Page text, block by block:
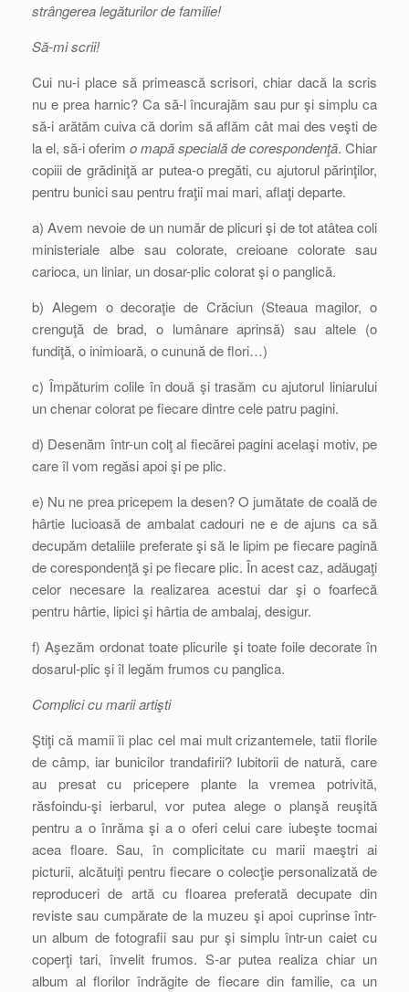
strângerea legăturilor de familie!
Să-mi scrii!
Cui nu-i place să primească scrisori, chiar dacă la scris
nu e prea harnic? Ca să-l încurajăm sau pur şi simplu ca
să-i arătăm cuiva că dorim să aflăm cât mai des veşti de
la el, să-i oferim o mapă specială de corespondenţă. Chiar
copiii de grădiniţă ar putea-o pregăti, cu ajutorul părinţilor,
pentru bunici sau pentru fraţii mai mari, aflaţi departe.
a) Avem nevoie de un număr de plicuri şi de tot atâtea coli
ministeriale albe sau colorate, creioane colorate sau
carioca, un liniar, un dosar-plic colorat şi o panglică.
b) Alegem o decoraţie de Crăciun (Steaua magilor, o
crenguţă de brad, o lumânare aprinsă) sau altele (o
fundiţă, o inimioară, o cunună de flori…)
c) Împăturim colile în două şi trasăm cu ajutorul liniarului
un chenar colorat pe fiecare dintre cele patru pagini.
d) Desenăm într-un colţ al fiecărei pagini acelaşi motiv, pe
care îl vom regăsi apoi şi pe plic.
e) Nu ne prea pricepem la desen? O jumătate de coală de
hârtie lucioasă de ambalat cadouri ne e de ajuns ca să
decupăm detaliile preferate şi să le lipim pe fiecare pagină
de corespondenţă şi pe fiecare plic. În acest caz, adăugaţi
celor necesare la realizarea acestui dar şi o foarfecă
pentru hârtie, lipici şi hârtia de ambalaj, desigur.
f) Aşezăm ordonat toate plicurile şi toate foile decorate în
dosarul-plic şi îl legăm frumos cu panglica.
Complici cu marii artişti
Ştiţi că mamii îi plac cel mai mult crizantemele, tatii florile
de câmp, iar bunicilor trandafirii? Iubitorii de natură, care
au presat cu pricepere plante la vremea potrivită,
răsfoindu-şi ierbarul, vor putea alege o planşă reuşită
pentru a o înrăma şi a o oferi celui care iubeşte tocmai
acea floare. Sau, în complicitate cu marii maeştri ai
picturii, alcătuiţi pentru fiecare o colecţie personalizată de
reproduceri de artă cu floarea preferată decupate din
reviste sau cumpărate de la muzeu şi apoi cuprinse într-
un album de fotografii sau pur şi simplu într-un caiet cu
coperţi tari, învelit frumos. S-ar putea realiza chiar un
album al florilor îndrăgite de fiecare din familie, ca un